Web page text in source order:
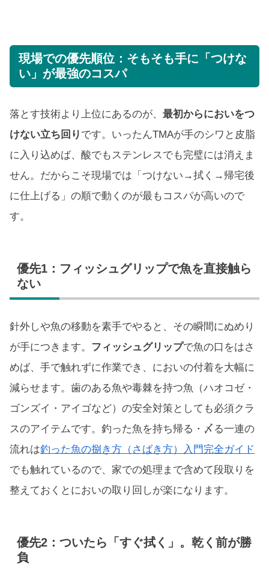
現場での優先順位：そもそも手に「つけな
い」が最強のコスパ
落とす技術より上位にあるのが、 最初からにおいをつ
けない立ち回り です。いったんTMAが手のシワと皮脂
に入り込めば、酸でもステンレスでも完璧には消えま
せん。だからこそ現場では「つけない→拭く→帰宅後
に仕上げる」の順で動くのが最もコスパが高いので
す。
優先1：フィッシュグリップで魚を直接触ら
ない
針外しや魚の移動を素手でやると、その瞬間にぬめり
が手につきます。 フィッシュグリップで魚の口をはさ
めば、手で触れずに作業でき、においの付着を大幅に
減らせます。歯のある魚や毒棘を持つ魚（ハオコゼ・
ゴンズイ・アイゴなど）の安全対策としても必須クラ
スのアイテムです。釣った魚を持ち帰る・〆る一連の
流れは釣った魚の捌き方（さばき方）入門完全ガイド
でも触れているので、家での処理まで含めて段取りを
整えておくとにおいの取り回しが楽になります。
優先2：ついたら「すぐ拭く」。乾く前が勝
負